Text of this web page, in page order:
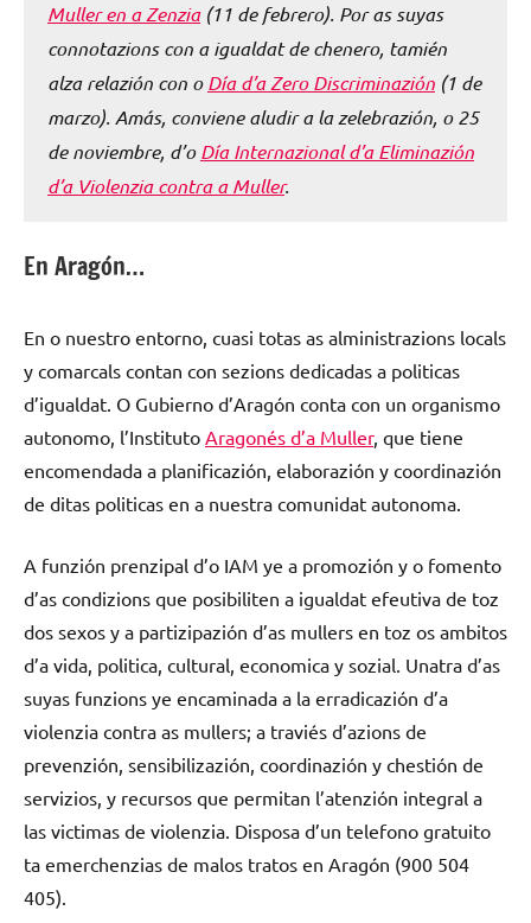
Muller en a Zenzia(11 de febrero). Por as suyas
connotazions con a igualdat de chenero, tamién
alza relazión con oDía d’a Zero Discriminazión (1 de
marzo). Amás, conviene aludir a la zelebrazión, o 25
de noviembre, d’oDía Internazional d’a Eliminazión
d’a Violenzia contra a Muller.
En Aragón…
En o nuestro entorno, cuasi totas as alministrazions locals
y comarcals contan con sezions dedicadas a politicas
d’igualdat. O Gubierno d’Aragón conta con un organismo
autonomo, l’Instituto Aragonés d’a Muller, que tiene
encomendada a planificazión, elaborazión y coordinazión
de ditas politicas en a nuestra comunidat autonoma.
A funzión prenzipal d’o IAM ye a promozión y o fomento
d’as condizions que posibiliten a igualdat efeutiva de toz
dos sexos y a partizipazión d’as mullers en toz os ambitos
d’a vida, politica, cultural, economica y sozial. Unatra d’as
suyas funzions ye encaminada a la erradicazión d’a
violenzia contra as mullers; a traviés d’azions de
prevenzión, sensibilizazión, coordinazión y chestión de
servizios, y recursos que permitan l’atenzión integral a
las victimas de violenzia. Disposa d’un telefono gratuito
ta emerchenzias de malos tratos en Aragón (900 504
405).